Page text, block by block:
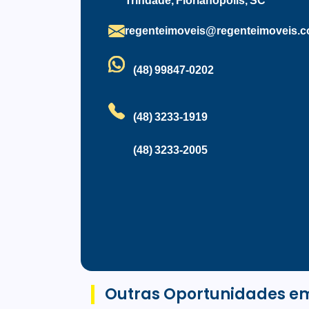
Um empreendimento moderno, com
(48) 99847-0202
(48) 3233-1919
(48) 3233-2005
Outras Oportunidades